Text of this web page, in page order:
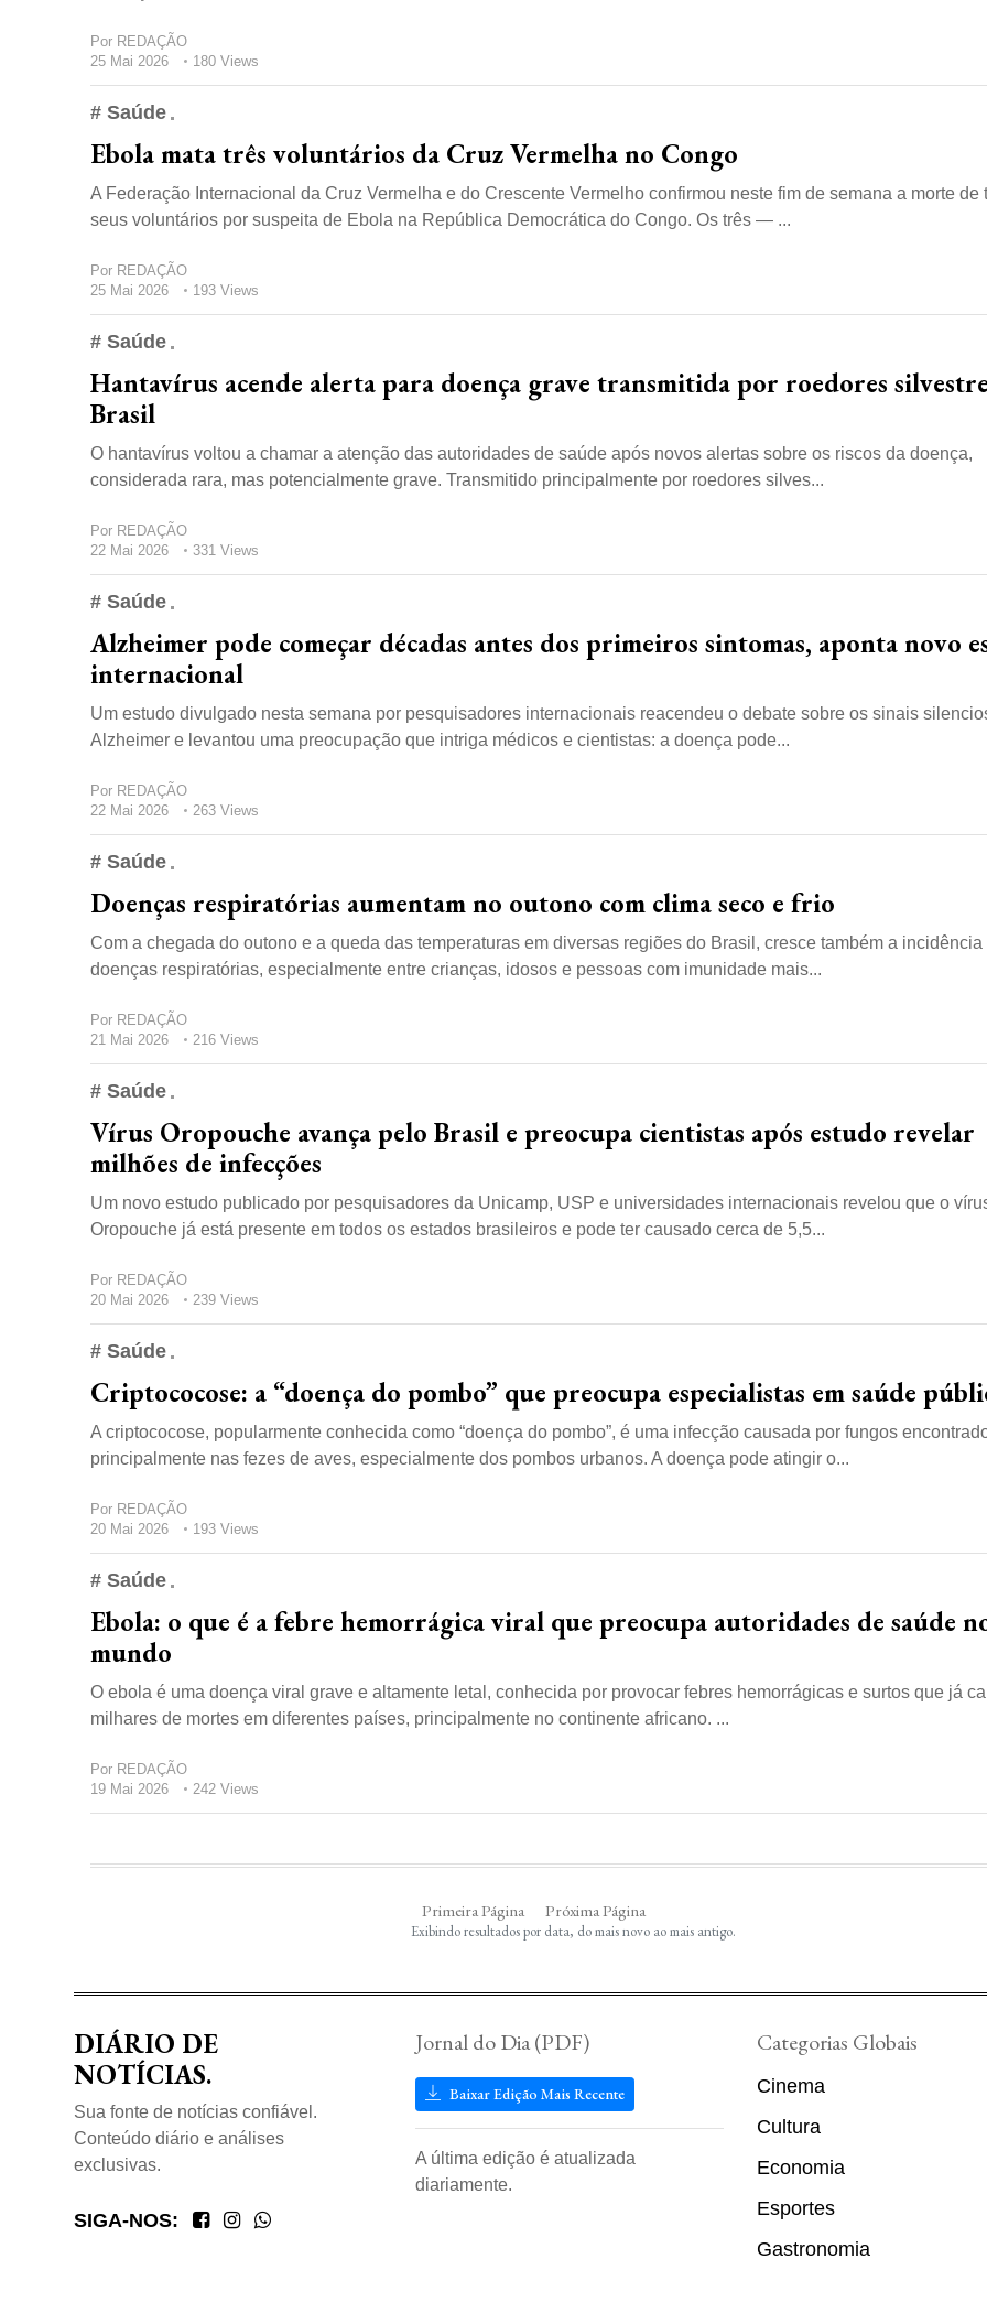
Por REDAÇÃO
25 Mai 2026
180 Views
# Saúde
Ebola mata três voluntários da Cruz Vermelha no Congo
A Federação Internacional da Cruz Vermelha e do Crescente Vermelho confirmou neste fim de semana a morte de
seus voluntários por suspeita de Ebola na República Democrática do Congo. Os três — ...
Por REDAÇÃO
25 Mai 2026
193 Views
# Saúde
Hantavírus acende alerta para doença grave transmitida por roedores
Brasil
O hantavírus voltou a chamar a atenção das autoridades de saúde após novos alertas sobre os riscos da doença,
considerada rara, mas potencialmente grave. Transmitido principalmente por roedores silves...
Por REDAÇÃO
22 Mai 2026
331 Views
# Saúde
Alzheimer pode começar décadas antes dos primeiros sintomas, aponta novo
internacional
Um estudo divulgado nesta semana por pesquisadores internacionais reacendeu o debate sobre os sinais
Alzheimer e levantou uma preocupação que intriga médicos e cientistas: a doença pode...
Por REDAÇÃO
22 Mai 2026
263 Views
# Saúde
Doenças respiratórias aumentam no outono com clima seco e frio
Com a chegada do outono e a queda das temperaturas em diversas regiões do Brasil, cresce também a incidência
doenças respiratórias, especialmente entre crianças, idosos e pessoas com imunidade mais...
Por REDAÇÃO
21 Mai 2026
216 Views
# Saúde
Vírus Oropouche avança pelo Brasil e preocupa cientistas após estudo revelar
milhões de infecções
Um novo estudo publicado por pesquisadores da Unicamp, USP e universidades internacionais revelou que o
Oropouche já está presente em todos os estados brasileiros e pode ter causado cerca de 5,5...
Por REDAÇÃO
20 Mai 2026
239 Views
# Saúde
Criptococose: a “doença do pombo” que preocupa especialistas em saúde
A criptococose, popularmente conhecida como “doença do pombo”, é uma infecção causada por fungos
principalmente nas fezes de aves, especialmente dos pombos urbanos. A doença pode atingir o...
Por REDAÇÃO
20 Mai 2026
193 Views
# Saúde
Ebola: o que é a febre hemorrágica viral que preocupa autoridades de saúde
mundo
O ebola é uma doença viral grave e altamente letal, conhecida por provocar febres hemorrágicas e surtos que já
milhares de mortes em diferentes países, principalmente no continente africano. ...
Por REDAÇÃO
19 Mai 2026
242 Views
Primeira Página Próxima Página
Exibindo resultados por data, do mais novo ao mais antigo.
DIÁRIO DE
NOTÍCIAS.
Sua fonte de notícias confiável.
Conteúdo diário e análises
exclusivas.
SIGA-NOS:
Jornal do Dia (PDF)
Baixar Edição Mais Recente
A última edição é atualizada
diariamente.
Categorias Globais
Cinema
Cultura
Economia
Esportes
Gastronomia